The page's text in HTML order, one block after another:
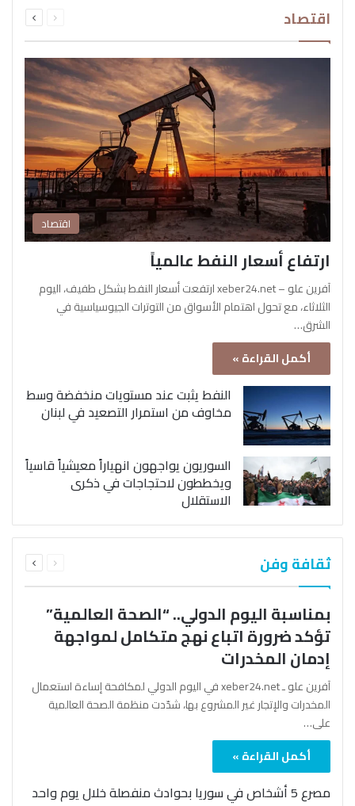
اقتصاد الصفحةالصفحة
اقتصاد
ارتفاع أسعار النفط عالمياً
آفرين علو – xeber24.net ارتفعت أسعار النفط بشكل طفيف، اليوم
الثلاثاء، مع تحول اهتمام الأسواق من التوترات الجيوسياسية في
الشرق…
أكمل القراءة »
النفط يثبت عند مستويات منخفضة وسط
مخاوف من استمرار التصعيد في لبنان
السوريون يواجهون انهياراً معيشياً قاسياً
ويخططون لاحتجاجات في ذكرى
الاستقلال
ثقافة وفن الصفحةالصفحة
بمناسبة اليوم الدولي.. “الصحة العالمية”
تؤكد ضرورة اتباع نهج متكامل لمواجهة
إدمان المخدرات
آفرين علو ـ xeber24.net في اليوم الدولي لمكافحة إساءة استعمال
المخدرات والإتجار غير المشروع بها، شدّدت منظمة الصحة العالمية
على…
أكمل القراءة »
مصرع 5 أشخاص في سوريا بحوادث منفصلة خلال يوم واحد